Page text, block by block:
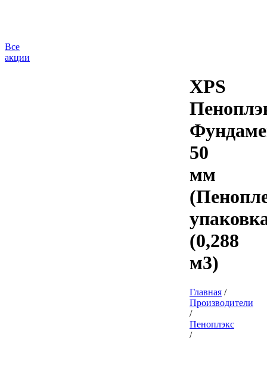
Все
акции
XPS
50
мм
(0,288
м3)
Главная /
Производители
/
Пеноплэкс
/